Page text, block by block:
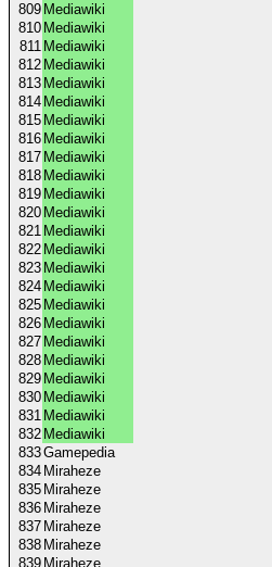
809 Mediawiki
810 Mediawiki
811 Mediawiki
812 Mediawiki
813 Mediawiki
814 Mediawiki
815 Mediawiki
816 Mediawiki
817 Mediawiki
818 Mediawiki
819 Mediawiki
820 Mediawiki
821 Mediawiki
822 Mediawiki
823 Mediawiki
824 Mediawiki
825 Mediawiki
826 Mediawiki
827 Mediawiki
828 Mediawiki
829 Mediawiki
830 Mediawiki
831 Mediawiki
832 Mediawiki
833Gamepedia
834 Miraheze
835 Miraheze
836 Miraheze
837 Miraheze
838 Miraheze
839 Miraheze